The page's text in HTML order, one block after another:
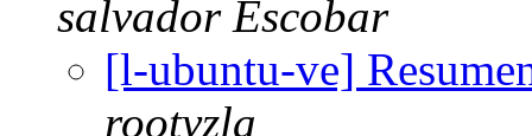
salvador Escobar
[l-ubuntu-ve]
rootvzla